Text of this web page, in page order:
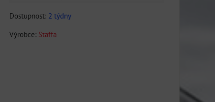
Dostupnost: 2 týdny
Výrobce: Staffa